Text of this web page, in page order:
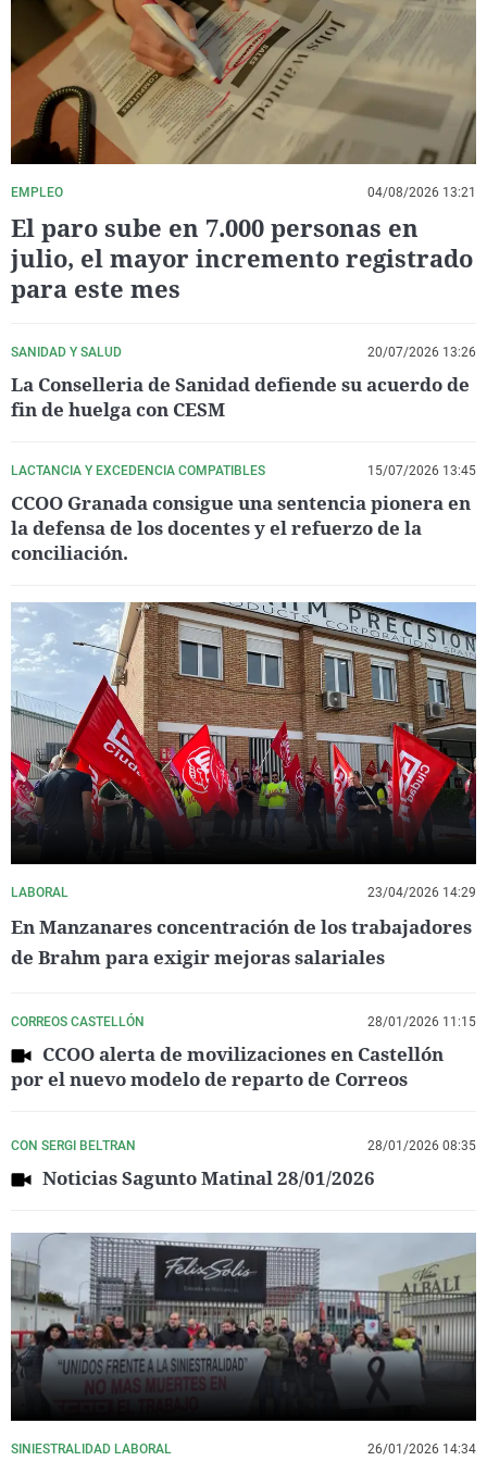
La rosa de los vientos
Gente viajera
Como el perro y el
Caso
Retornados
Equipo de
Operación Viuda
Extremadura
Galicia
La Rioja
Navarra
País Vasco
Virales
Televisión
Elecciones
EMPLEO 04/08/2026 13:21
El paro sube en 7.000 personas en
julio, el mayor incremento registrado
para este mes
SANIDAD Y SALUD 20/07/2026 13:26
La Conselleria de Sanidad defiende su acuerdo de
fin de huelga con CESM
LACTANCIA Y EXCEDENCIA COMPATIBLES 15/07/2026 13:45
CCOO Granada consigue una sentencia pionera en
la defensa de los docentes y el refuerzo de la
conciliación.
LABORAL 23/04/2026 14:29
En Manzanares concentración de los trabajadores
de Brahm para exigir mejoras salariales
CORREOS CASTELLÓN 28/01/2026 11:15
CCOO alerta de movilizaciones en Castellón
por el nuevo modelo de reparto de Correos
CON SERGI BELTRAN 28/01/2026 08:35
Noticias Sagunto Matinal 28/01/2026
SINIESTRALIDAD LABORAL 26/01/2026 14:34